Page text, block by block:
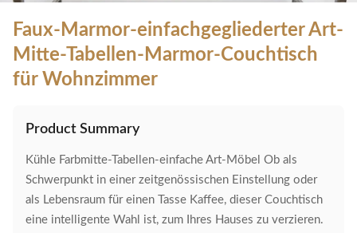
Faux-Marmor-einfachgegliederter Art-
Mitte-Tabellen-Marmor-Couchtisch
für Wohnzimmer
Product Summary
Kühle Farbmitte-Tabellen-einfache Art-Möbel Ob als
Schwerpunkt in einer zeitgenössischen Einstellung oder
als Lebensraum für einen Tasse Kaffee, dieser Couchtisch
eine intelligente Wahl ist, zum Ihres Hauses zu verzieren.